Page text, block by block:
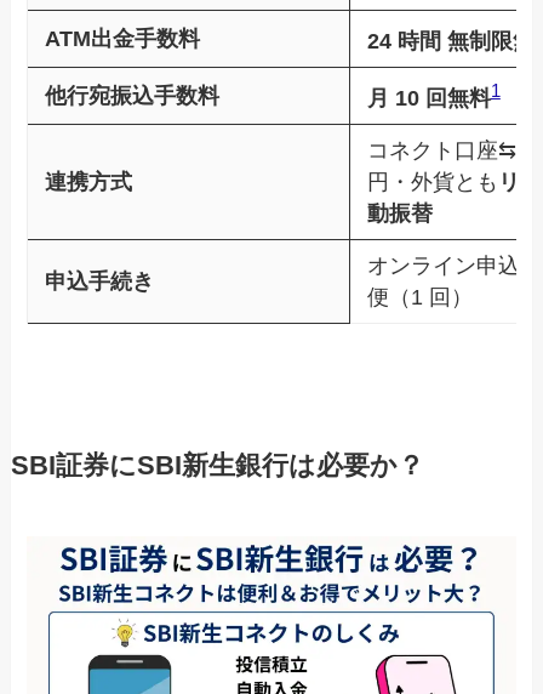
ATM出金手数料 24 時間 無制限無
他行宛振込手数料 月 10 回無料1
連携方式
コネクト口座
円・外貨とも リ
動振替
申込手続き
オンライン申込
便（1 回）
SBI証券にSBI新生銀行は必要か？